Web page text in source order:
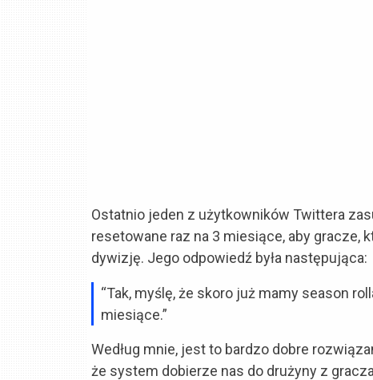
Ostatnio jeden z użytkowników Twittera
resetowane raz na 3 miesiące, aby gracze,
dywizję. Jego odpowiedź była następująca:
“Tak, myślę, że skoro już mamy season
miesiące.”
Według mnie, jest to bardzo dobre
że system dobierze nas do drużyny z